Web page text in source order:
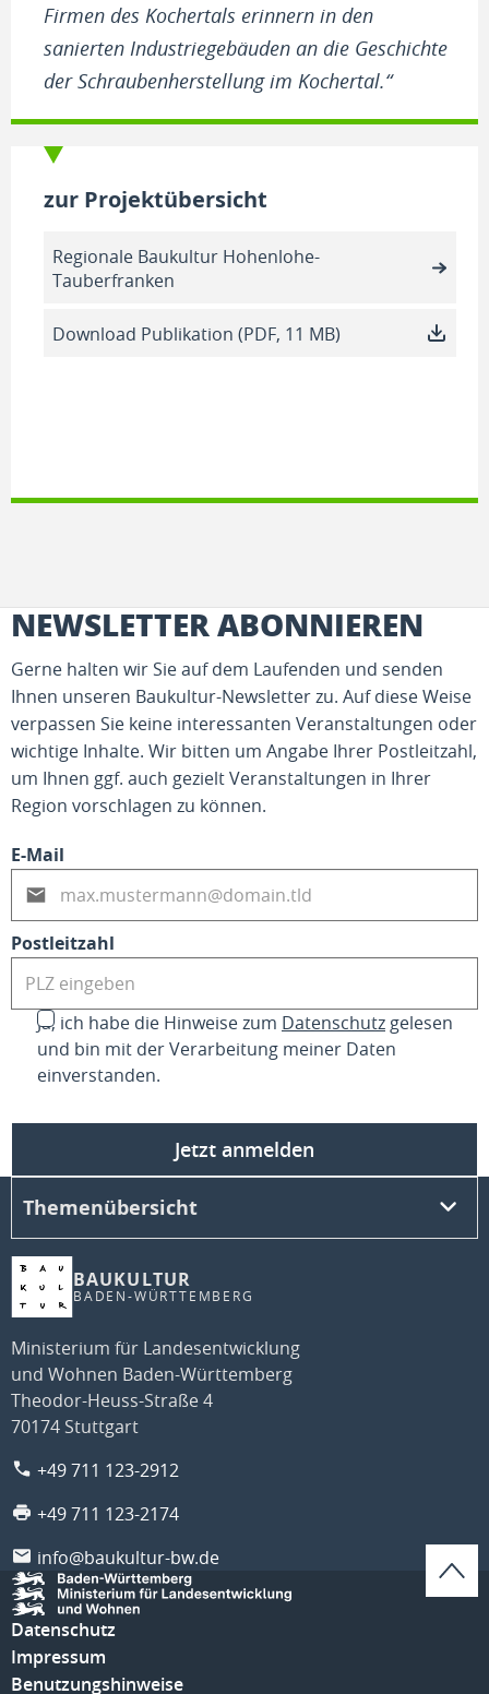
Firmen des Kochertals erinnern in den
sanierten Industriegebäuden an die Geschichte
der Schraubenherstellung im Kochertal.“
zur Projektübersicht
Regionale Baukultur Hohenlohe-
Tauberfranken
Download Publikation (PDF, 11 MB)
NEWSLETTER ABONNIEREN
Gerne halten wir Sie auf dem Laufenden und senden
Ihnen unseren Baukultur-Newsletter zu. Auf diese Weise
verpassen Sie keine interessanten Veranstaltungen oder
wichtige Inhalte. Wir bitten um Angabe Ihrer Postleitzahl,
um Ihnen ggf. auch gezielt Veranstaltungen in Ihrer
Region vorschlagen zu können.
E-Mail
Postleitzahl
Ja, ich habe die Hinweise zum Datenschutz gelesen
und bin mit der Verarbeitung meiner Daten
einverstanden.
Jetzt anmelden
BAUKULTUR
BADEN-WÜRTTEMBERG
Ministerium für Landesentwicklung
und Wohnen Baden-Württemberg
Theodor-Heuss-Straße 4
70174 Stuttgart
+49 711 123-2912
+49 711 123-2174
info@baukultur-bw.de
Themenübersicht
Datenschutz
Impressum
Benutzungshinweise